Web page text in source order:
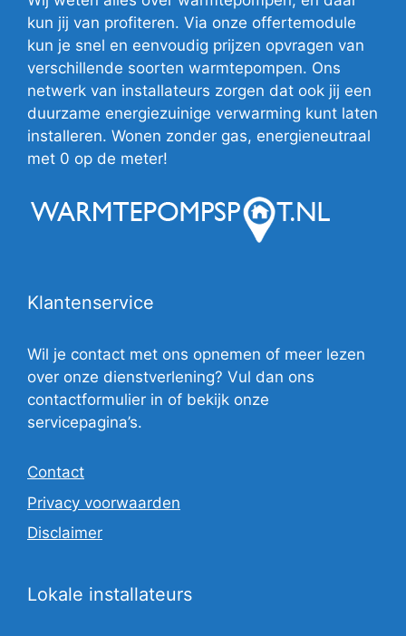
kun jij van profiteren. Via onze offertemodule
kun je snel en eenvoudig prijzen opvragen van
verschillende soorten warmtepompen. Ons
netwerk van installateurs zorgen dat ook jij een
duurzame energiezuinige verwarming kunt laten
installeren. Wonen zonder gas, energieneutraal
met 0 op de meter!
Klantenservice
Wil je contact met ons opnemen of meer lezen
over onze dienstverlening? Vul dan ons
contactformulier in of bekijk onze
servicepagina’s.
Contact
Privacy voorwaarden
Disclaimer
Lokale installateurs